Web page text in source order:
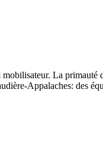
La primauté
Appalaches: des